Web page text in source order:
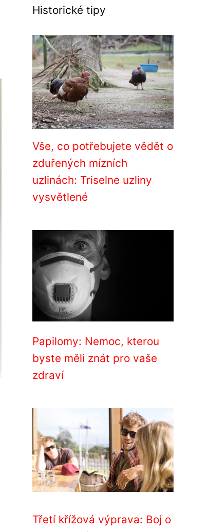
Historické tipy
Vše, co potřebujete vědět o
zduřených mízních
uzlinách: Triselne uzliny
vysvětlené
Papilomy: Nemoc, kterou
byste měli znát pro vaše
zdraví
Třetí křížová výprava: Boj o